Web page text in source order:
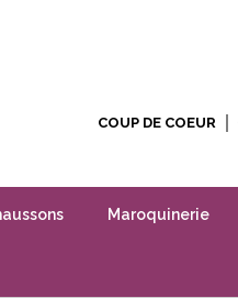
COUP DE COEUR
Maroquinerie